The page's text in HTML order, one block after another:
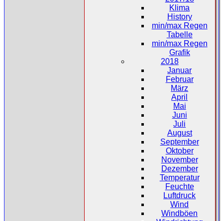
Klima
History
min/max Regen
Tabelle
min/max Regen
Grafik
2018
Januar
Februar
März
April
Mai
Juni
Juli
August
September
Oktober
November
Dezember
Temperatur
Feuchte
Luftdruck
Wind
Windböen